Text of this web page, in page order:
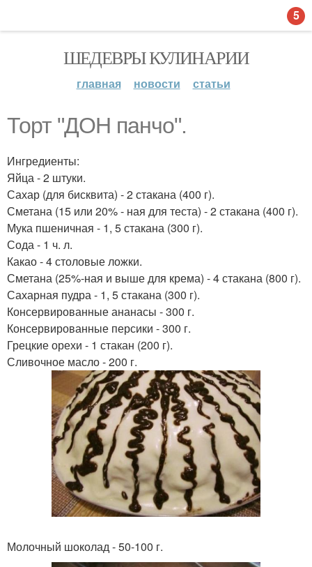
ШЕДЕВРЫ КУЛИНАРИИ
главная новости статьи
Торт "ДОН панчо".
Ингредиенты:
Яйца - 2 штуки.
Сахар (для бисквита) - 2 стакана (400 г).
Сметана (15 или 20% - ная для теста) - 2 стакана (400 г).
Мука пшеничная - 1, 5 стакана (300 г).
Сода - 1 ч. л.
Какао - 4 столовые ложки.
Сметана (25%-ная и выше для крема) - 4 стакана (800 г).
Сахарная пудра - 1, 5 стакана (300 г).
Консервированные ананасы - 300 г.
Консервированные персики - 300 г.
Грецкие орехи - 1 стакан (200 г).
Сливочное масло - 200 г.
Молочный шоколад - 50-100 г.
5